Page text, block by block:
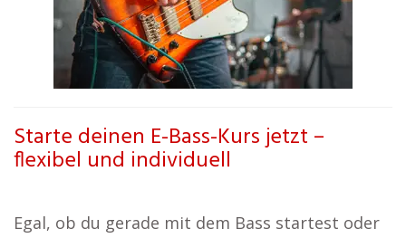
Starte deinen E-Bass-Kurs jetzt –
flexibel und individuell
Egal, ob du gerade mit dem Bass startest oder